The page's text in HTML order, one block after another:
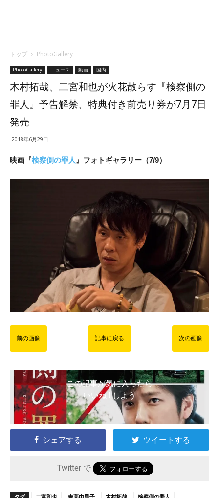
トップ PhotoGallery
PhotoGallery ニュース 動画 国内
木村拓哉、二宮和也が火花散らす『検察側の
罪人』予告解禁、特典付き前売り券が7月7日
発売
2018年6月29日
映画『検察側の罪人 』フォトギャラリー（7/9）
前の画像 記事に戻る 次の画像
この記事が気に入ったら
いいね ! しよう
シェアする ツイートする
Twitter で
タグ 二宮和也 吉高由里子 木村拓哉 検察側の罪人